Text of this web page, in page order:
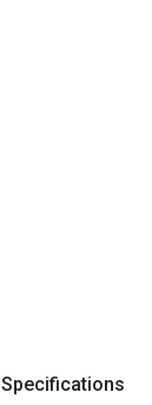
Specifications